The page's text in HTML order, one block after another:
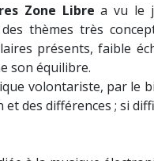
Zone Librea vu le
thèmes très
présents, faible
son équilibre.
volontariste, par le
des différences ; si